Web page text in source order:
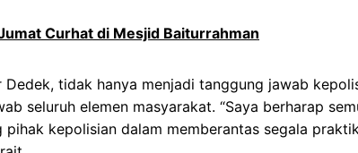
Curhat di Mesjid Baiturrahman
tidak hanya menjadi tanggung jawab
seluruh elemen masyarakat. “Saya berharap
pihak kepolisian dalam memberantas segala